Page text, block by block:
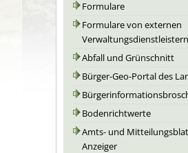
Formulare
Formulare von externen
Verwaltungsdienstleistern
Abfall und Grünschnitt
Bürger-Geo-Portal des
Bodenrichtwerte
Amts- und
Anzeiger